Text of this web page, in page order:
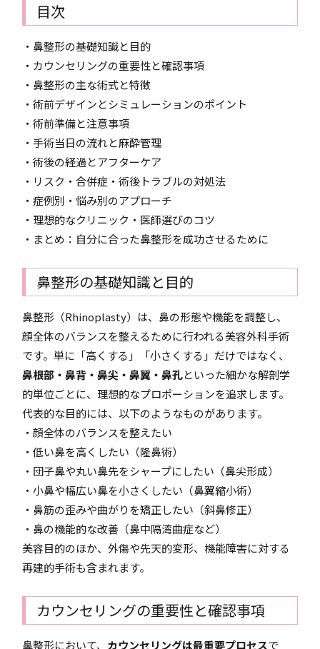
目次
・鼻整形の基礎知識と目的
・カウンセリングの重要性と確認事項
・鼻整形の主な術式と特徴
・術前デザインとシミュレーションのポイント
・術前準備と注意事項
・手術当日の流れと麻酔管理
・術後の経過とアフターケア
・リスク・合併症・術後トラブルの対処法
・症例別・悩み別のアプローチ
・理想的なクリニック・医師選びのコツ
・まとめ：自分に合った鼻整形を成功させるために
鼻整形の基礎知識と目的
鼻整形（Rhinoplasty）は、鼻の形態や機能を調整し、
顔全体のバランスを整えるために行われる美容外科手術
です。単に「高くする」「小さくする」だけではなく、
鼻根部・鼻背・鼻尖・鼻翼・鼻孔といった細かな解剖学
的単位ごとに、理想的なプロポーションを追求します。
代表的な目的には、以下のようなものがあります。
・顔全体のバランスを整えたい
・低い鼻を高くしたい（隆鼻術）
・団子鼻や丸い鼻先をシャープにしたい（鼻尖形成）
・小鼻や幅広い鼻を小さくしたい（鼻翼縮小術）
・鼻筋の歪みや曲がりを矯正したい（斜鼻修正）
・鼻の機能的な改善（鼻中隔湾曲症など）
美容目的のほか、外傷や先天的変形、機能障害に対する
再建的手術も含まれます。
カウンセリングの重要性と確認事項
鼻整形において、 カウンセリングは最重要プロセスで